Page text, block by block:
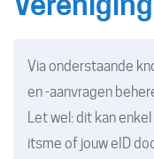
Via onderstaande
en -aanvragen
Let wel: dit kan
itsme of jouw eID